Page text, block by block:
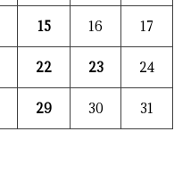
15 16 17
22 23 24
29 30 31